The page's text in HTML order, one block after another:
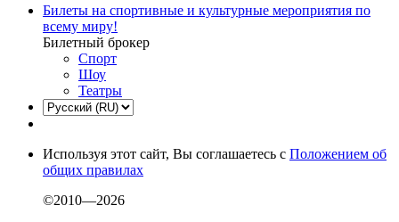
Билеты на спортивные и культурные мероприятия по
всему миру!
Билетный брокер
Спорт
Шоу
Театры
Используя этот сайт, Вы соглашаетесь с Положением об
общих правилах
©2010—2026